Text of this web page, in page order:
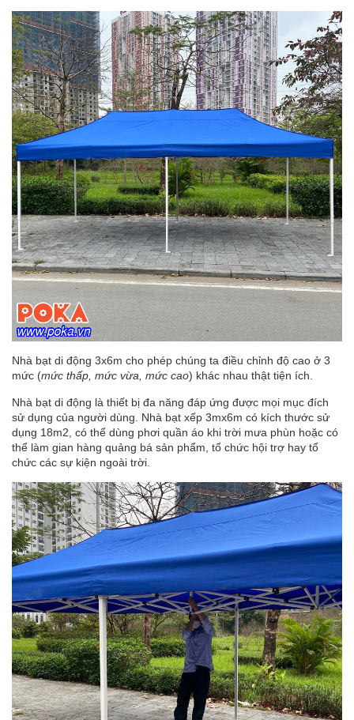
Nhà bạt di động 3x6m cho phép chúng ta điều chỉnh độ cao ở 3
mức (mức thấp, mức vừa, mức cao) khác nhau thật tiện ích.
Nhà bạt di động là thiết bị đa năng đáp ứng được mọi mục đích
sử dụng của người dùng. Nhà bạt xếp 3mx6m có kích thước sử
dụng 18m2, có thể dùng phơi quần áo khi trời mưa phùn hoặc có
thể làm gian hàng quảng bá sản phẩm, tổ chức hội trợ hay tổ
chức các sự kiện ngoài trời.